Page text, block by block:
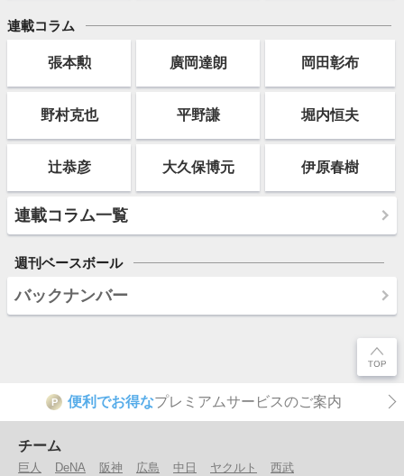
連載コラム
張本勲 廣岡達朗 岡田彰布
野村克也 平野謙 堀内恒夫
辻恭彦 大久保博元 伊原春樹
連載コラム一覧
週刊ベースボール
バックナンバー
P 便利でお得なプレミアムサービスのご案内
チーム
巨人 DeNA 阪神 広島 中日 ヤクルト
西武